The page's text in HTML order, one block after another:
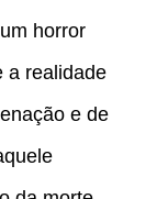
horror
a realidade
e de